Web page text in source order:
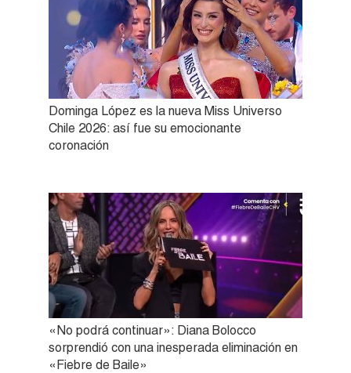
Dominga López es la nueva Miss Universo
Chile 2026: así fue su emocionante
coronación
«No podrá continuar»: Diana Bolocco
sorprendió con una inesperada eliminación en
«Fiebre de Baile»